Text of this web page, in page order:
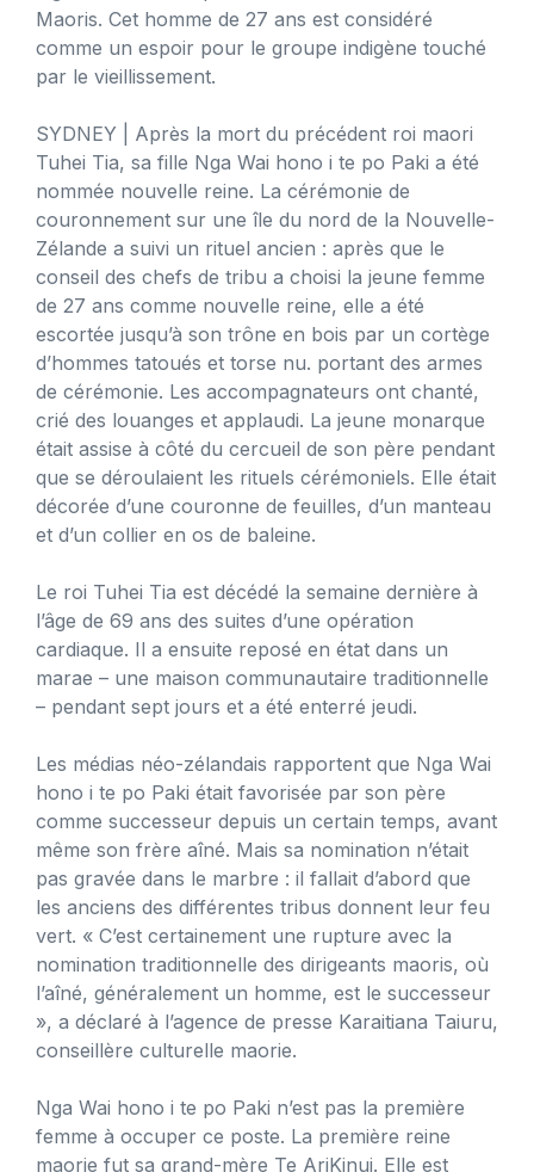
Maoris. Cet homme de 27 ans est considéré
comme un espoir pour le groupe indigène touché
par le vieillissement.
SYDNEY | Après la mort du précédent roi maori
Tuhei Tia, sa fille Nga Wai hono i te po Paki a été
nommée nouvelle reine. La cérémonie de
couronnement sur une île du nord de la Nouvelle-
Zélande a suivi un rituel ancien : après que le
conseil des chefs de tribu a choisi la jeune femme
de 27 ans comme nouvelle reine, elle a été
escortée jusqu’à son trône en bois par un cortège
d’hommes tatoués et torse nu. portant des armes
de cérémonie. Les accompagnateurs ont chanté,
crié des louanges et applaudi. La jeune monarque
était assise à côté du cercueil de son père pendant
que se déroulaient les rituels cérémoniels. Elle était
décorée d’une couronne de feuilles, d’un manteau
et d’un collier en os de baleine.
Le roi Tuhei Tia est décédé la semaine dernière à
l’âge de 69 ans des suites d’une opération
cardiaque. Il a ensuite reposé en état dans un
marae – une maison communautaire traditionnelle
– pendant sept jours et a été enterré jeudi.
Les médias néo-zélandais rapportent que Nga Wai
hono i te po Paki était favorisée par son père
comme successeur depuis un certain temps, avant
même son frère aîné. Mais sa nomination n’était
pas gravée dans le marbre : il fallait d’abord que
les anciens des différentes tribus donnent leur feu
vert. « C’est certainement une rupture avec la
nomination traditionnelle des dirigeants maoris, où
l’aîné, généralement un homme, est le successeur
», a déclaré à l’agence de presse Karaitiana Taiuru,
conseillère culturelle maorie.
Nga Wai hono i te po Paki n’est pas la première
femme à occuper ce poste. La première reine
maorie fut sa grand-mère Te AriKinui. Elle est